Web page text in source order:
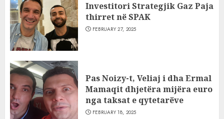
Investitori Strategjik Gaz Paja
thirret në SPAK
FEBRUARY 27, 2025
Pas Noizy-t, Veliaj i dha Ermal
Mamaqit dhjetëra mijëra euro
nga taksat e qytetarëve
FEBRUARY 18, 2025